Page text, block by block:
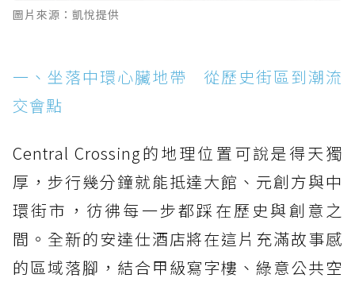
圖片來源：凱悅提供
一、坐落中環心臟地帶 從歷史街區到潮流
交會點
Central Crossing的地理位置可說是得天獨
厚，步行幾分鐘就能抵達大館、元創方與中
環街市，彷彿每一步都踩在歷史與創意之
間。全新的安達仕酒店將在這片充滿故事感
的區域落腳，結合甲級寫字樓、綠意公共空